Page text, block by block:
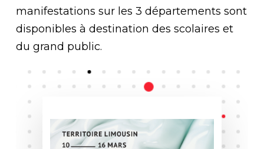
manifestations sur les 3 départements sont
disponibles à destination des scolaires et
du grand public.